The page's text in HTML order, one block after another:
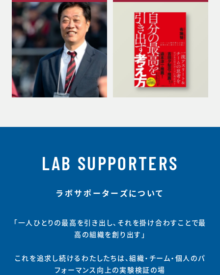
LAB SUPPORTERS
ラボサポーターズについて
「一人ひとりの最高を引き出し、それを掛け合わすことで最
高の組織を創り出す」
これを追求し続けるわたしたちは、組織・チーム・個人のパ
フォーマンス向上の実験検証の場